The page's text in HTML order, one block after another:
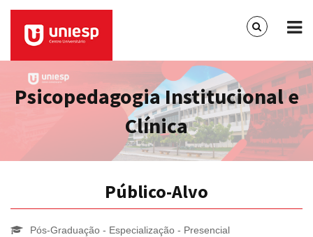
Psicopedagogia Institucional e
Clínica
Público-Alvo
Pós-Graduação - Especialização - Presencial